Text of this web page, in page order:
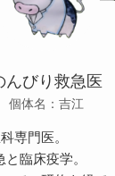
んびり救急医
個体名：吉江
専門医。
臨床疫学。